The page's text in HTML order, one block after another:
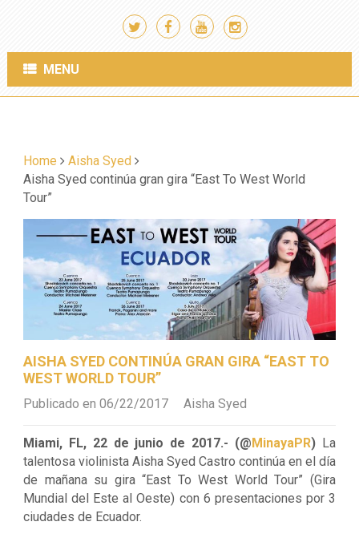
MENU
Home
Aisha Syed
Aisha Syed continúa gran gira “East To West World
Tour”
AISHA SYED CONTINÚA GRAN GIRA “EAST TO
WEST WORLD TOUR”
Publicado en 06/22/2017 Aisha Syed
Miami, FL, 22 de junio de 2017.- (@MinayaPR) La
talentosa violinista Aisha Syed Castro continúa en el día
de mañana su gira “East To West World Tour” (Gira
Mundial del Este al Oeste) con 6 presentaciones por 3
ciudades de Ecuador.